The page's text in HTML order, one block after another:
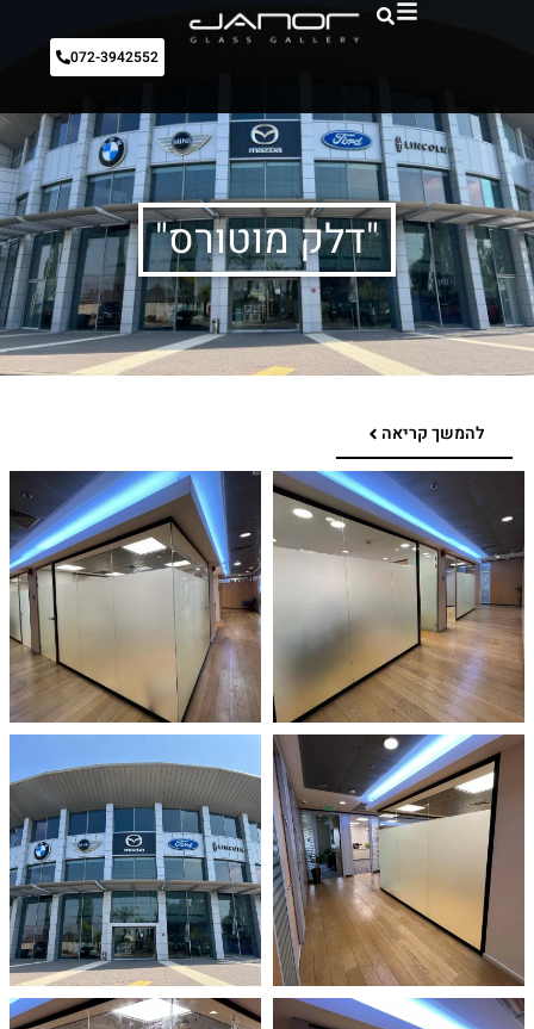
072-3942552
"דלק מוטורס"
להמשך קריאה